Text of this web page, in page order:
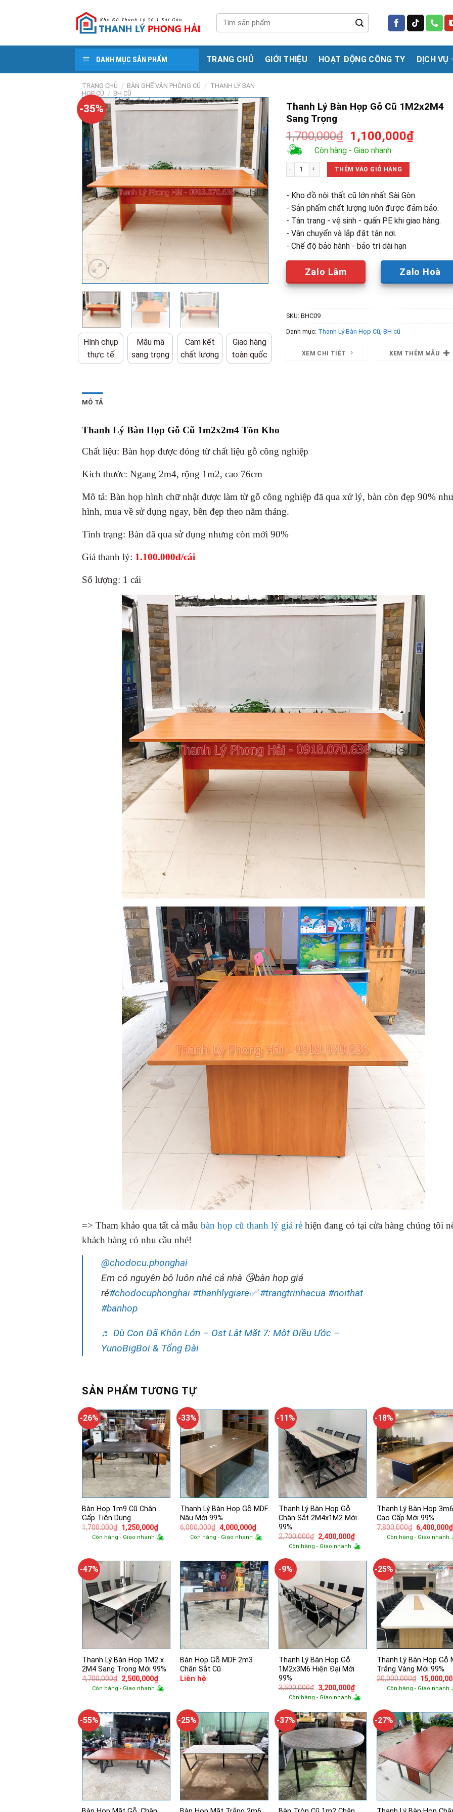
kiếm:
DANH MỤC SẢN PHẨM TRANG CHỦ GIỚI THIỆU HOẠT ĐỘNG CÔNG TY DỊCH VỤ
TRANG CHỦ / BÀN GHẾ VĂN PHÒNG CŨ / THANH LÝ BÀN
HỌP CŨ / BH CŨ
-35%
Hình chụp
thực tế
Mẫu mã
sang trọng
Cam kết
chất lượng
Giao hàng
toàn quốc
Thanh Lý Bàn Họp Gỗ Cũ 1M2x2M4
Sang Trọng
1,700,000₫ Giá
gốc
là:
1,700,000₫.
1,100,000₫Giá
Còn hàng - Giao nhanh
Thanh Lý Bàn Họp Gỗ Cũ 1M2x2M4 Sang Trọng số lượng
THÊM VÀO GIỎ HÀNG
- Kho đồ nội thất cũ lớn nhất Sài Gòn.
- Sản phẩm chất lượng luôn được đảm bảo.
- Tân trang - vệ sinh - quấn PE khi giao hàng.
- Vận chuyển và lắp đặt tận nơi.
- Chế độ bảo hành - bảo trì dài hạn
Zalo Lâm Zalo Hoà
SKU: BHC09
Danh mục: Thanh Lý Bàn Họp Cũ BH cũ
XEM CHI TIẾT XEM THÊM MẪU
MÔ TẢ
Thanh Lý Bàn Họp Gỗ Cũ 1m2x2m4 Tồn Kho
Chất liệu: Bàn họp được đóng từ chất liệu gỗ công nghiệp
Kích thước: Ngang 2m4, rộng 1m2, cao 76cm
Mô tả: Bàn họp hình chữ nhật được làm từ gỗ công nghiệp đã qua xử lý, bàn còn đẹp 90% như
hình, mua về sử dụng ngay, bền đẹp theo năm tháng.
Tình trạng: Bàn đã qua sử dụng nhưng còn mới 90%
Giá thanh lý: 1.100.000đ/cái
Số lượng: 1 cái
=> Tham khảo qua tất cả mẫu bàn họp cũ thanh lý giá rẻ hiện đang có tại cửa hàng chúng tôi
khách hàng có nhu cầu nhé!
@chodocu.phonghai
Em có nguyên bộ luôn nhé cả nhà 😘bàn họp giá
rẻ#chodocuphonghai #thanhlygiare✅ #trangtrinhacua #noithat
#banhop
♬ Dù Con Đã Khôn Lớn – Ost Lật Mặt 7: Một Điều Ước –
YunoBigBoi & Tổng Đài
SẢN PHẨM TƯƠNG TỰ
-26%
Bàn Họp 1m9 Cũ Chân
Gấp Tiện Dụng
1,700,000₫ Giá
gốc
là:
1,250,000₫Giá
hiện
tại
Còn hàng - Giao nhanh
-33%
Thanh Lý Bàn Họp Gỗ MDF
Nâu Mới 99%
6,000,000₫ Giá
gốc
là:
4,000,000₫Giá
hiện
tại
Còn hàng - Giao nhanh
-11%
Thanh Lý Bàn Họp Gỗ
Chân Sắt 2M4x1M2 Mới
99%
2,700,000₫ Giá
gốc
là:
2,400,000₫Giá
hiện
tại
2,400,000₫.
Còn hàng - Giao nhanh
-18%
Thanh Lý Bàn Họp 3m6
Cao Cấp Mới 99%
7,800,000₫ Giá
gốc
là:
6,400,000₫
Còn hàng - Giao nhanh
-47%
Thanh Lý Bàn Họp 1M2 x
2M4 Sang Trọng Mới 99%
4,700,000₫ Giá
gốc
là:
2,500,000₫Giá
hiện
tại
Còn hàng - Giao nhanh
Bàn Họp Gỗ MDF 2m3
Chân Sắt Cũ
Liên hệ
-9%
Thanh Lý Bàn Họp Gỗ
1M2x3M6 Hiện Đại Mới
99%
3,500,000₫ Giá
gốc
là:
3,200,000₫Giá
hiện
tại
3,200,000₫.
Còn hàng - Giao nhanh
-25%
Thanh Lý Bàn Họp Gỗ
Trắng Vàng Mới 99%
20,000,000₫ Giá
gốc
là:
Còn hàng - Giao nhanh
-55% -25% -37% -27%